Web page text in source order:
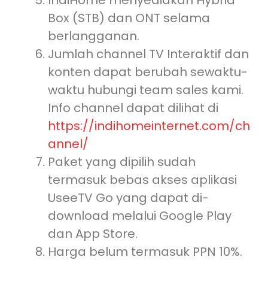
Box (STB) dan ONT selama
berlangganan.
Jumlah channel TV Interaktif dan
konten dapat berubah sewaktu-
waktu hubungi team sales kami.
Info channel dapat dilihat di
https://indihomeinternet.com/ch
annel/
Paket yang dipilih sudah
termasuk bebas akses aplikasi
UseeTV Go yang dapat di-
download melalui Google Play
dan App Store.
Harga belum termasuk PPN 10%.